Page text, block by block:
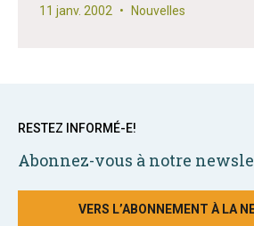
11 janv. 2002 • Nouvelles
RESTEZ INFORMÉ-E!
Abonnez-vous à notre
VERS L’ABONNEMENT À LA